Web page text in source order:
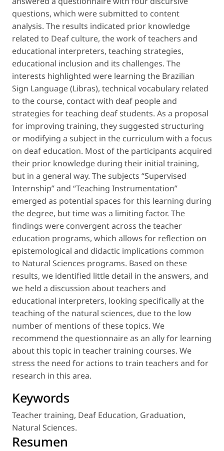
questions, which were submitted to content
analysis. The results indicated prior knowledge
related to Deaf culture, the work of teachers and
educational interpreters, teaching strategies,
educational inclusion and its challenges. The
interests highlighted were learning the Brazilian
Sign Language (Libras), technical vocabulary related
to the course, contact with deaf people and
strategies for teaching deaf students. As a proposal
for improving training, they suggested structuring
or modifying a subject in the curriculum with a focus
on deaf education. Most of the participants acquired
their prior knowledge during their initial training,
but in a general way. The subjects “Supervised
Internship” and “Teaching Instrumentation”
emerged as potential spaces for this learning during
the degree, but time was a limiting factor. The
findings were convergent across the teacher
education programs, which allows for reflection on
epistemological and didactic implications common
to Natural Sciences programs. Based on these
results, we identified little detail in the answers, and
we held a discussion about teachers and
educational interpreters, looking specifically at the
teaching of the natural sciences, due to the low
number of mentions of these topics. We
recommend the questionnaire as an ally for learning
about this topic in teacher training courses. We
stress the need for actions to train teachers and for
research in this area.
Keywords
Teacher training, Deaf Education, Graduation,
Natural Sciences.
Resumen